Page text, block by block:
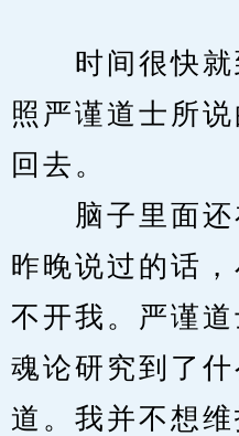
时间很快就
照严谨道士所
回去。
脑子里面还
昨晚说过的话
不开我。严谨
魂论研究到了
道。我并不想